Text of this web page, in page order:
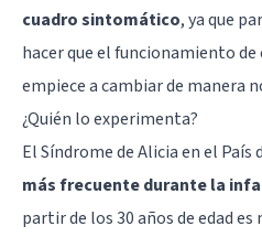
cuadro sintomático, ya que
hacer que el funcionamiento
empiece a cambiar de manera
¿Quién lo experimenta?
El Síndrome de Alicia en el País
más frecuente durante la
partir de los 30 años de edad